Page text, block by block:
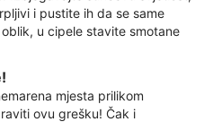
i pustite ih da se same
u cipele stavite smotane
mjesta prilikom
ovu grešku! Čak i